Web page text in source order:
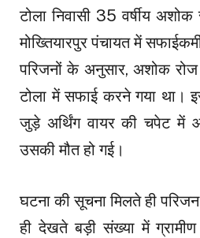
टोला निवासी 35 वर्षीय
मोख्तियारपुर पंचायत में
परिजनों के अनुसार, अशोक रोज
टोला में सफाई करने गया था।
जुड़े अर्थिंग वायर की चपेट में
उसकी मौत हो गई।
घटना की सूचना मिलते ही
ही देखते बड़ी संख्या में